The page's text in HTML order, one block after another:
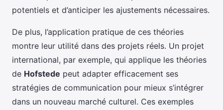
potentiels et d’anticiper les ajustements nécessaires.
De plus, l’application pratique de ces théories
montre leur utilité dans des projets réels. Un projet
international, par exemple, qui applique les théories
de Hofstede peut adapter efficacement ses
stratégies de communication pour mieux s’intégrer
dans un nouveau marché culturel. Ces exemples